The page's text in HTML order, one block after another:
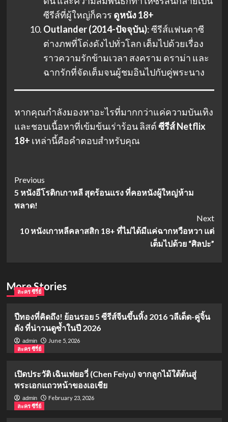
ซีรีส์ที่ผู้ใหญ่ก็ควร ดูหนัง 18+
Outlander (2014-ปัจจุบัน): ซีรีส์แฟนตาซี
ต่างภพที่โด่งดังไปทั่วโลก เต็มไปด้วยเรื่อง
ราวความรักข้ามเวลา สงคราม ดราม่า และ
ฉากรักที่จัดเต็มจนผู้ชมอินไปกับคู่พระนาง
หากคุณกำลังมองหาอะไรที่มากกว่าแค่ความบันเทิง
และชอบเนื้อหาที่เข้มข้นเร่าร้อน ลิสต์ซีรีส์ Netflix
18+ เหล่านี้คือคำตอบสำหรับคุณ
Post
Navigation
Previous
5 หนังอีโรติกเกาหลี สุดร้อนแรง ที่คอหนังผู้ใหญ่ห้าม
พลาด!
Next
10 หนังเกาหลีคลาสสิก 18+ ที่ไม่ได้มีแค่ฉากหวือหวา แต่
เต็มไปด้วย “ศิลปะ”
More Stories
ละคร ซีรี่ย์
ปีทองที่คิดถึง! ย้อนรอย 5 ซีรีส์จีนขึ้นหิ้ง 2016 วลีเด็ด-คู่จิ้น
ดัง ที่น่าวนดูซ้ำในปี 2026
admin
June 5, 2026
ละคร ซีรี่ย์
เปิดประวัติ เฉินเฟยอวี่ (Chen Feiyu) จากลูกไม้ใต้ต้นสู่
พระเอกแถวหน้าของเอเชีย
admin
February 23, 2026
ละคร ซีรี่ย์